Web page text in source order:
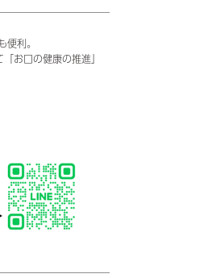
利。
お口の健康の推進」